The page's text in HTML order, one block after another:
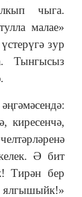
чыга.
малае»
зур
Тынгысыз
киресенчә,
Ә бит
Тирән бер